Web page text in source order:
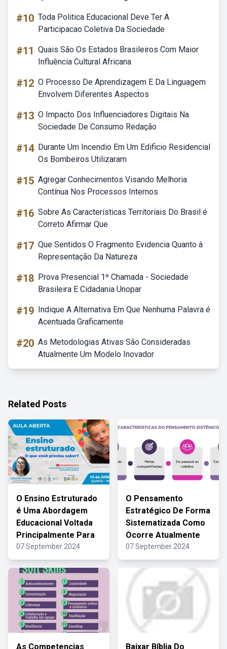
#10 Toda Politica Educacional Deve Ter A
Participacao Coletiva Da Sociedade
#11 Quais São Os Estados Brasileiros Com Maior
Influência Cultural Africana
#12 O Processo De Aprendizagem E Da Linguagem
Envolvem Diferentes Aspectos
#13 O Impacto Dos Influenciadores Digitais Na
Sociedade De Consumo Redação
#14 Durante Um Incendio Em Um Edificio Residencial
Os Bombeiros Utilizaram
#15 Agregar Conhecimentos Visando Melhoria
Contínua Nos Processos Internos
#16 Sobre As Características Territoriais Do Brasil é
Correto Afirmar Que
#17 Que Sentidos O Fragmento Evidencia Quanto à
Representação Da Natureza
#18 Prova Presencial 1º Chamada - Sociedade
Brasileira E Cidadania Unopar
#19 Indique A Alternativa Em Que Nenhuma Palavra é
Acentuada Graficamente
#20 As Metodologias Ativas São Consideradas
Atualmente Um Modelo Inovador
Related Posts
O Ensino Estruturado
é Uma Abordagem
Educacional Voltada
Principalmente Para
07 September 2024
O Pensamento
Estratégico De Forma
Sistematizada Como
Ocorre Atualmente
07 September 2024
As Competencias Baixar Bíblia Do